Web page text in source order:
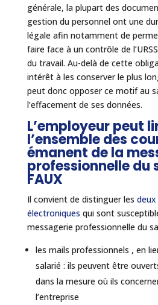
générale, la plupart des
gestion du personnel ont une
légale afin notamment de
faire face à un contrôle de
du travail. Au-delà de cette
intérêt à les conserver le plus
peut donc opposer ce motif au
l’effacement de ses données.
L’employeur peut
l’ensemble des
émanent de la
professionnelle du
FAUX
Il convient de distinguer les
électroniques qui sont
messagerie professionnelle du
les mails professionnels , en
salarié : ils peuvent être
dans la mesure où ils
l’entreprise